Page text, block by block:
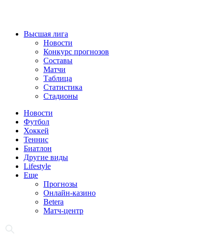
Высшая лига
Новости
Конкурс прогнозов
Составы
Матчи
Таблица
Статистика
Стадионы
Новости
Футбол
Хоккей
Теннис
Биатлон
Другие виды
Lifestyle
Еще
Прогнозы
Онлайн-казино
Betera
Матч-центр